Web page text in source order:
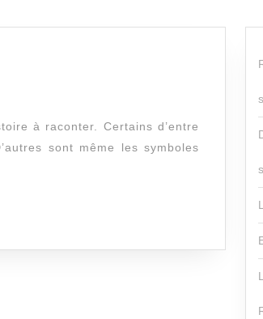
à raconter. Certains d’entre
sont même les symboles